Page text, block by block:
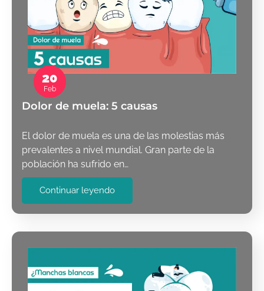
20
Feb
Dolor de muela: 5 causas
El dolor de muela es una de las molestias más
prevalentes a nivel mundial. Gran parte de la
población ha sufrido en…
Continuar leyendo